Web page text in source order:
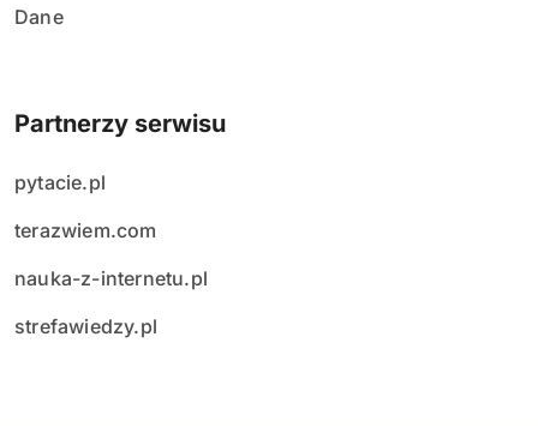
Dane
Partnerzy serwisu
pytacie.pl
terazwiem.com
nauka-z-internetu.pl
strefawiedzy.pl